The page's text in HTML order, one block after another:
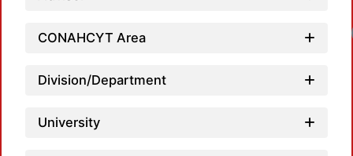
CONAHCYT Area
Division/Department
University